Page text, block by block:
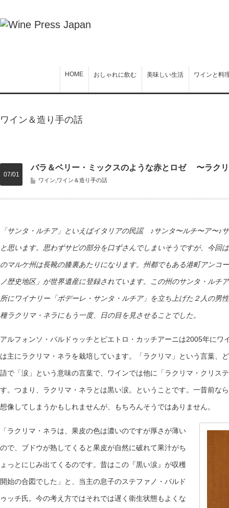
HOME おしゃれに飲む 美味しい生活 ワインと料
ワイン＆造り手の話
バラ＆ベリー・ミックスのような赤とロゼ 〜ラク
ワイン ワイン＆造り手の話
07/01
「サンタ・ルチア」といえばイタリアの民謡 ♪サンタ〜ルチ〜ア〜
と思います。思わずサビの部分を口ずさんでしまいそうですが、今回
のマルケ州は長靴の膝裏あたりになります。州都でもある港町アンコ
ノ歴史地区」が世界遺産に登録されています。この州のサンタ・ルチ
所にワイナリー「ポデーレ・サンタ・ルチア」を立ち上げた２人の男
種ラクリマ・ネラにもう一度、日の目を見させることでした。
アルフォンソ・バルドゥッチとピエトロ・カッチアーニは2005年にワ
は主にラクリマ・ネラを栽培しています。「ラクリマ」という言葉
語で「涙」という意味の言葉で、ワインでは他に「ラクリマ・クリス
す。つまり、ラクリマ・ネラとは黒い涙。ということです。一昔前
想像してしまうかもしれませんが、もちろんそうではありません。
「ラクリマ・ネラは、果皮の色は濃いのですが厚さが薄い
ので、ブドウが熟してくると果皮が自然に破れて果汁がち
ょっとにじみ出てくるのです。昔はこの『黒い涙』が収穫
開始の合図でした」と、当主の息子のステファノ・バルド
ゥッチ氏。今の考え方ではそれでは遅く衛生状態もよくな